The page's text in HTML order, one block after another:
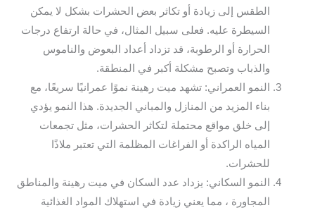
الطقس إلى زيادة أو تكاثر بعض الحشرات بشكل لا يمكن
السيطرة عليه. فعلى سبيل المثال، في حالة ارتفاع درجات
الحرارة أو الرطوبة، قد تزداد أعداد البعوض والناموس
والذباب وتصبح مشكلة أكبر في المنطقة.
النمو العمراني: تشهد ميت رهينة نموًا عمرانيًا سريعًا، مع
بناء المزيد من المنازل والمباني الجديدة. هذا النمو يؤدي
إلى خلق مواقع محتملة لتكاثر الحشرات، مثل تجمعات
المياه الراكدة أو الفراغات المظلمة التي تعتبر ملاذًا
للحشرات.
النمو السكاني: يزداد عدد السكان في ميت رهينة والمناطق
المجاورة ، مما يعني زيادة في استهلاك المواد الغذائية